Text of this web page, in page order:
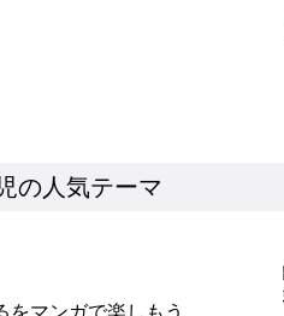
意を胸に動き出すママ【オレたちの